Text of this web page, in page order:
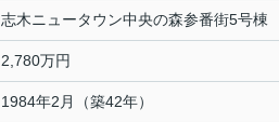
志木ニュータウン中央の森参番街5号棟
2,780万円
1984年2月（築42年）